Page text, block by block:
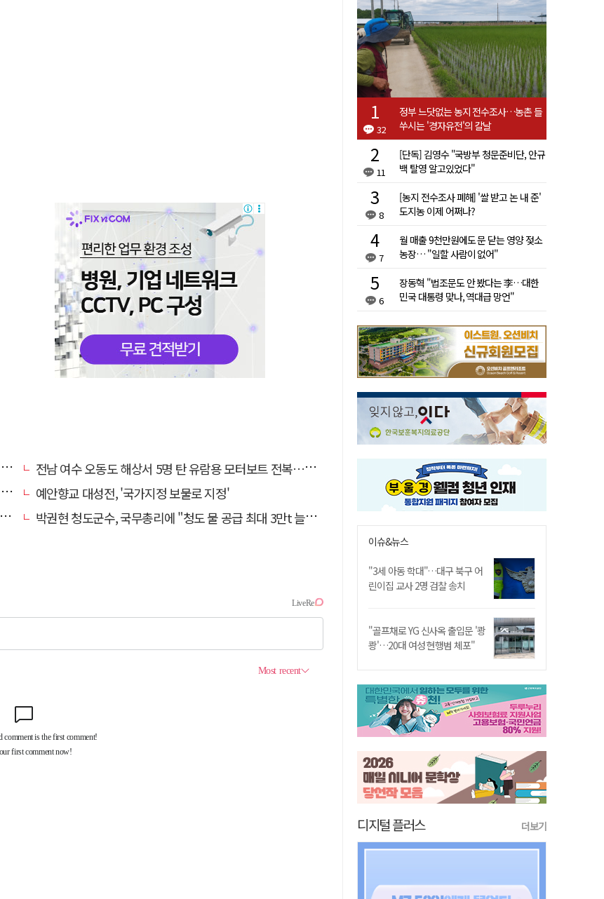
전남 여수 오동도 해상서 5명 탄 유람용 모터보트 전복…2명 숨져
예안향교 대성전, '국가지정 보물로 지정'
박권현 청도군수, 국무총리에 "청도 물 공급 최대 3만t 늘려달라"
32
정부 느닷없는 농지 전수조사…농촌 들
쑤시는 '경자유전'의 칼날
11
[단독] 김영수 "국방부 청문준비단, 안규
백 탈영 알고있었다"
8
[농지 전수조사 폐해] '쌀 받고 논 내 준'
도지농 이제 어쩌나?
7
월 매출 9천만원에도 문 닫는 영양 젖소
농장… "일할 사람이 없어"
6
장동혁 "법조문도 안 봤다는 李…대한
민국 대통령 맞나, 역대급 망언"
이슈&뉴스
"3세 아동 학대"…대구 북구 어
린이집 교사 2명 검찰 송치
"골프채로 YG 신사옥 출입문 '쾅
쾅'…20대 여성 현행범 체포"
디지털 플러스 더보기